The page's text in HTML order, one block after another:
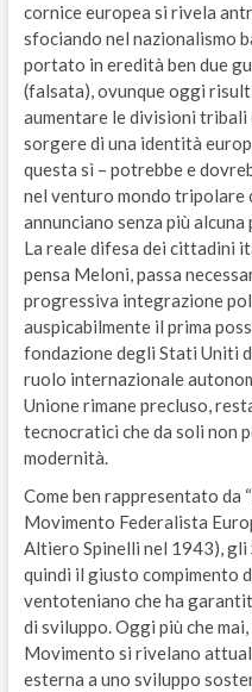
cornice europea si rivela
sfociando nel nazionalismo
portato in eredità ben due
(falsata), ovunque oggi
aumentare le divisioni
sorgere di una identità
questa sì – potrebbe e
nel venturo mondo tripolare
annunciano senza più
La reale difesa dei cittadini
pensa Meloni, passa
progressiva integrazione
auspicabilmente il prima
fondazione degli Stati Uniti
ruolo internazionale
Unione rimane precluso,
tecnocratici che da soli non
modernità.
Come ben rappresentato da
Movimento Federalista
Altiero Spinelli nel 1943), gli
quindi il giusto compimento
ventoteniano che ha
di sviluppo. Oggi più che
Movimento si rivelano
esterna a uno sviluppo